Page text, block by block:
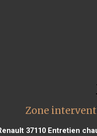
Zone
37110Entretien